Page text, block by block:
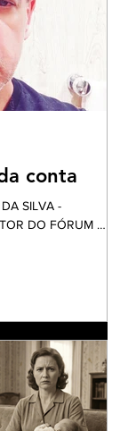
e visibilidade
pela violência
conta
SILVA -
DO FÓRUM DE
do povo para
dinheiro do povo”.
O que acontece
diretor quer saber.
Mexem-se as